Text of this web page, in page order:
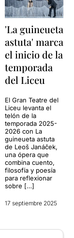
'La guineueta
astuta' marca
el inicio de la
temporada
del Liceu
El Gran Teatre del
Liceu levanta el
telón de la
temporada 2025-
2026 con La
guineueta astuta
de Leoš Janáček,
una ópera que
combina cuento,
filosofía y poesía
para reflexionar
sobre […]
17 septiembre 2025